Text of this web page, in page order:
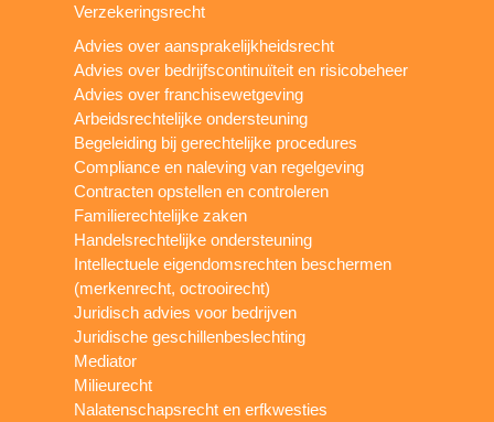
Verzekeringsrecht
Advies over aansprakelijkheidsrecht
Advies over bedrijfscontinuïteit en risicobeheer
Advies over franchisewetgeving
Arbeidsrechtelijke ondersteuning
Begeleiding bij gerechtelijke procedures
Compliance en naleving van regelgeving
Contracten opstellen en controleren
Familierechtelijke zaken
Handelsrechtelijke ondersteuning
Intellectuele eigendomsrechten beschermen
(merkenrecht, octrooirecht)
Juridisch advies voor bedrijven
Juridische geschillenbeslechting
Mediator
Milieurecht
Nalatenschapsrecht en erfkwesties